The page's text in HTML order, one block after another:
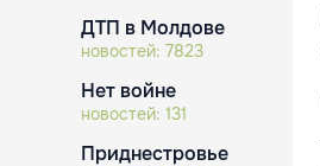
ДТП в Молдове
новостей: 7823
Нет войне
новостей: 131
Приднестровье